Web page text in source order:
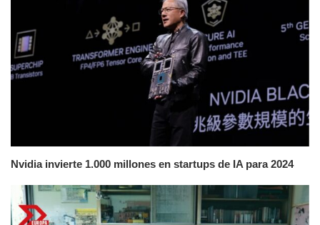
Nvidia invierte 1.000 millones en startups de IA para 2024